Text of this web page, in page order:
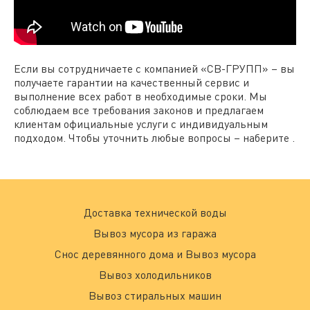
Если вы сотрудничаете с компанией «СВ-ГРУПП» – вы
получаете гарантии на качественный сервис и
выполнение всех работ в необходимые сроки. Мы
соблюдаем все требования законов и предлагаем
клиентам официальные услуги с индивидуальным
подходом. Чтобы уточнить любые вопросы – наберите .
Доставка технической воды
Вывоз мусора из гаража
Снос деревянного дома и Вывоз мусора
Вывоз холодильников
Вывоз стиральных машин